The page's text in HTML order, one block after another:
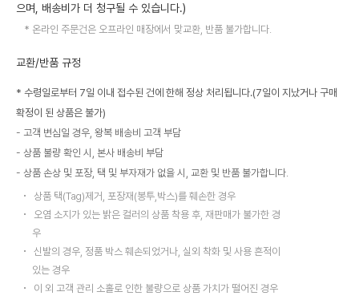
으며, 배송비가 더 청구될 수 있습니다.)
온라인 주문건은 오프라인 매장에서 맞교환, 반품 불가합니다.
교환/반품 규정
* 수령일로부터 7일 이내 접수된 건에 한해 정상 처리됩니다.(7일이 지났거나 구매
확정이 된 상품은 불가)
고객 변심일 경우, 왕복 배송비 고객 부담
상품 불량 확인 시, 본사 배송비 부담
상품 손상 및 포장, 택 및 부자재가 없을 시, 교환 및 반품 불가합니다.
상품 택(Tag)제거, 포장재(봉투,박스)를 훼손한 경우
오염 소지가 있는 밝은 컬러의 상품 착용 후, 재판매가 불가한 경
우
신발의 경우, 정품 박스 훼손되었거나, 실외 착화 및 사용 흔적이
있는 경우
이 외 고객 관리 소홀로 인한 불량으로 상품 가치가 떨어진 경우